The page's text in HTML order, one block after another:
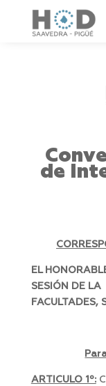
de
EL
SESIÓN DE LA
FACULTADES,
ARTICULO 1º: